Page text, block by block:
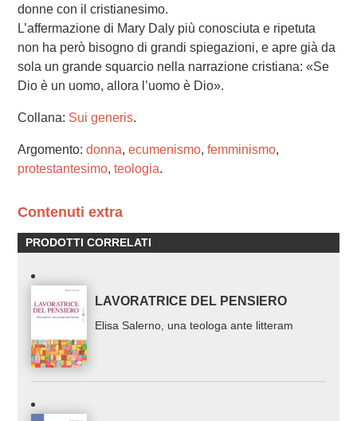
donne con il cristianesimo.
L’affermazione di Mary Daly più conosciuta e ripetuta
non ha però bisogno di grandi spiegazioni, e apre già da
sola un grande squarcio nella narrazione cristiana: «Se
Dio è un uomo, allora l’uomo è Dio».
Collana: Sui generis.
Argomento: donna, ecumenismo, femminismo,
protestantesimo, teologia.
Contenuti extra
PRODOTTI CORRELATI
LAVORATRICE DEL PENSIERO
Elisa Salerno, una teologa ante litteram